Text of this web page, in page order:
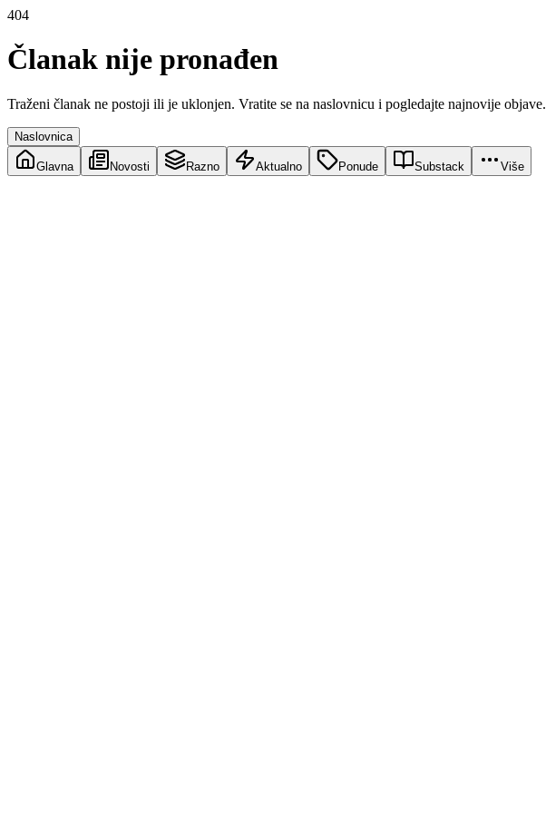
404
Članak nije pronađen
Traženi članak ne postoji ili je uklonjen. Vratite se na naslovnicu i pogledajte najnovije objave.
Naslovnica
Glavna Novosti Razno Aktualno Ponude Substack Više